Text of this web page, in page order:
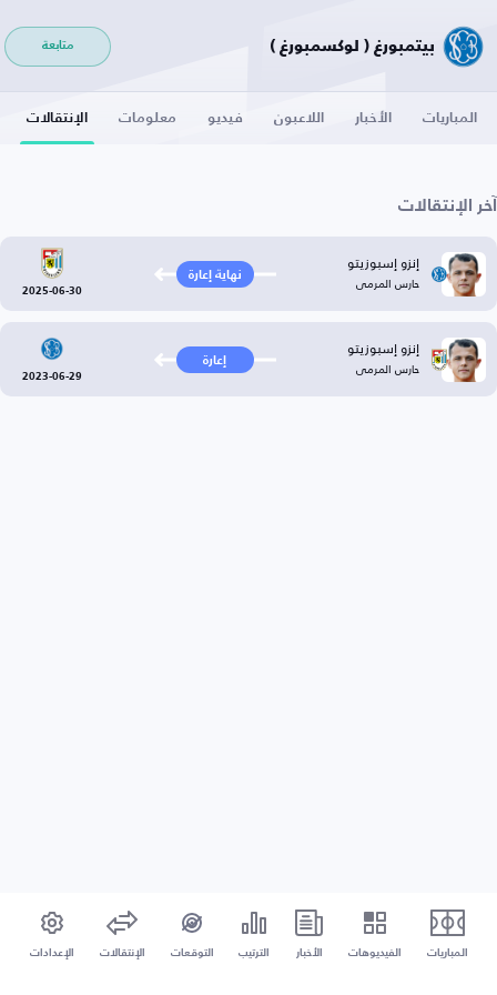
بيتمبورغ ( لوكسمبورغ ) متابعة
المباريات الأخبار اللاعبون فيديو معلومات الإنتقالات
آخر الإنتقالات
إنزو إسبوزيتو
حارس المرمى نهاية إعارة
2025-06-30
إنزو إسبوزيتو
حارس المرمى إعارة
2023-06-29
المباريات الفيديوهات الأخبار الترتيب التوقعات الإنتقالات الإعدادات